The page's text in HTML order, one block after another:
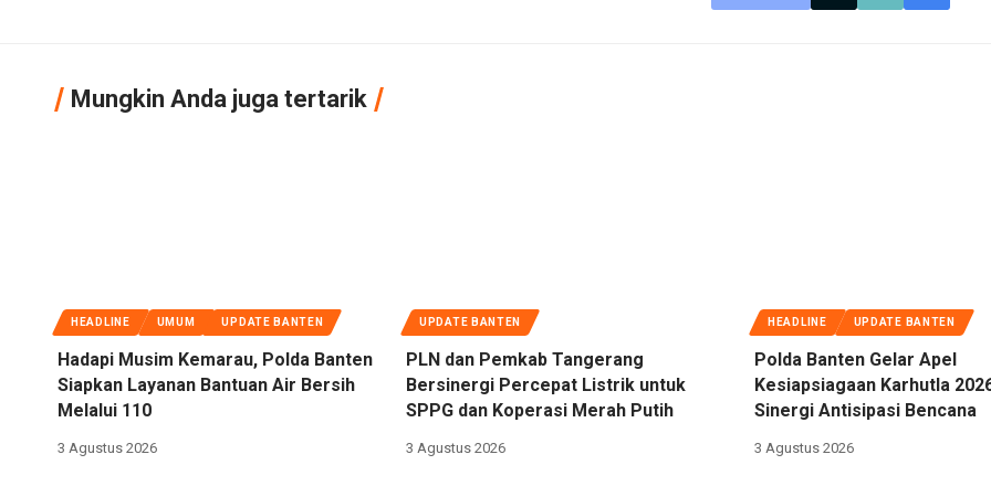
Mungkin Anda juga tertarik
HEADLINE UMUM UPDATE BANTEN
Hadapi Musim Kemarau, Polda Banten
Siapkan Layanan Bantuan Air Bersih
Melalui 110
3 Agustus 2026
UPDATE BANTEN
PLN dan Pemkab Tangerang
Bersinergi Percepat Listrik untuk
SPPG dan Koperasi Merah Putih
3 Agustus 2026
HEADLINE UPDATE BANTEN
Polda Banten Gelar Apel
Kesiapsiagaan Karhutla
Sinergi Antisipasi Bencana
3 Agustus 2026